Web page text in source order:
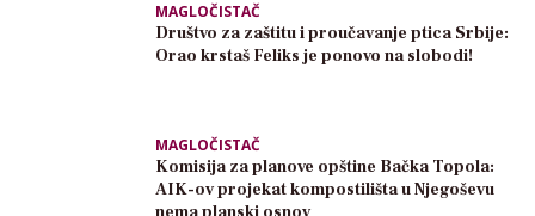
MAGLOČISTAČ
Društvo za zaštitu i proučavanje ptica Srbije:
Orao krstaš Feliks je ponovo na slobodi!
MAGLOČISTAČ
Komisija za planove opštine Bačka Topola:
AIK-ov projekat kompostilišta u Njegoševu